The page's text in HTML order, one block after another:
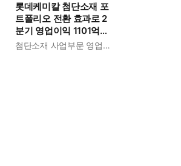
롯데케미칼 첨단소재 포
트폴리오 전환 효과로 2
분기 영업이익 1101억
흑자전환 : 대산·여수 사첨단소재 사업부문 영업이익 1325억 원